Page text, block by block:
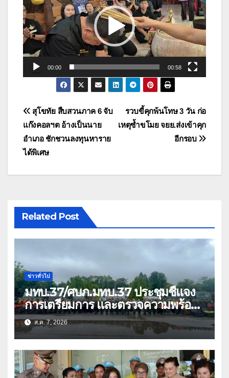
ไฟล์
วิดีโอ
00:00 00:58
แนะแนว
เรื่อง
รวบขี้คุกพ้นโทษ 3 วัน ก่อ
เหตุซ้ำขโมย จยย.ส่งเข้าคุก
อีกรอบ
สุโขทัย สืบสวนภาค 6 จับ
แก๊งคอลฯต อ้างเป็นนาย
อำเภอ ชักชวนลงทุนหาราย
ได้พิเศษ
Related Post
ข่าวทั่วไป
มทบ.37/ศบภ.มทบ.37 ประชุมชี้แจง
การเตรียมการ และตรวจความพร้อม
ด้านการบรรเทาสาธารณภัย
ส.ค. 7, 2026